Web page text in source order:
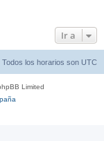
Ir a
Todos los horarios son UTC
Limited